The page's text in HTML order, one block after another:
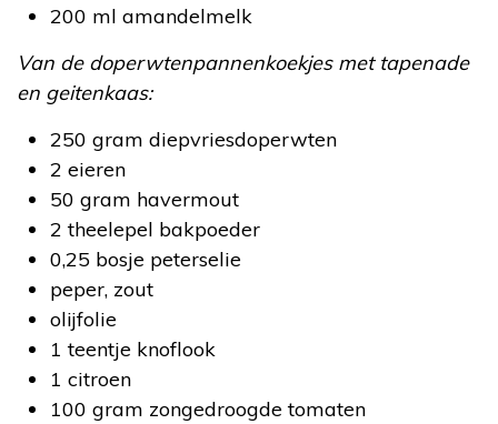
200 ml amandelmelk
Van de doperwtenpannenkoekjes met tapenade
en geitenkaas:
250 gram diepvriesdoperwten
2 eieren
50 gram havermout
2 theelepel bakpoeder
0,25 bosje peterselie
peper, zout
olijfolie
1 teentje knoflook
1 citroen
100 gram zongedroogde tomaten